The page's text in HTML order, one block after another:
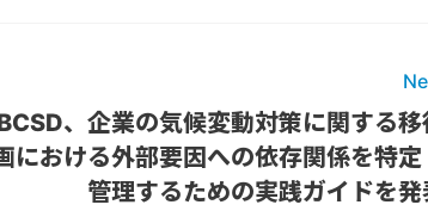
、企業の気候変動対策に関する移
における外部要因への依存関係を特定
管理するための実践ガイドを発